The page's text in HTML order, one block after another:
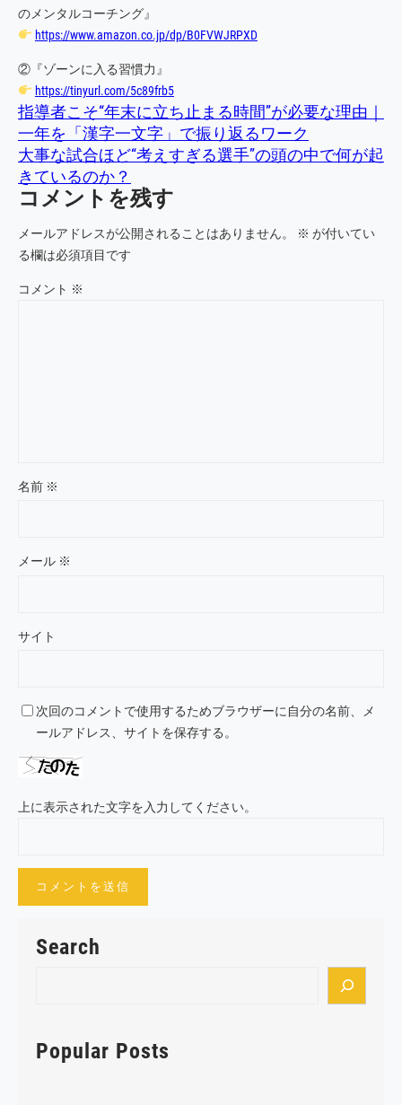
のメンタルコーチング』
https://www.amazon.co.jp/dp/B0FVWJRPXD
②『ゾーンに入る習慣力』
https://tinyurl.com/5c89frb5
指導者こそ“年末に立ち止まる時間”が必要な理由｜
一年を「漢字一文字」で振り返るワーク
大事な試合ほど“考えすぎる選手”の頭の中で何が起
きているのか？
コメントを残す
メールアドレスが公開されることはありません。 ※ が付いてい
る欄は必須項目です
コメント ※
名前 ※
メール ※
サイト
次回のコメントで使用するためブラウザーに自分の名前、メ
ールアドレス、サイトを保存する。
上に表示された文字を入力してください。
Search
r
cPopular Posts